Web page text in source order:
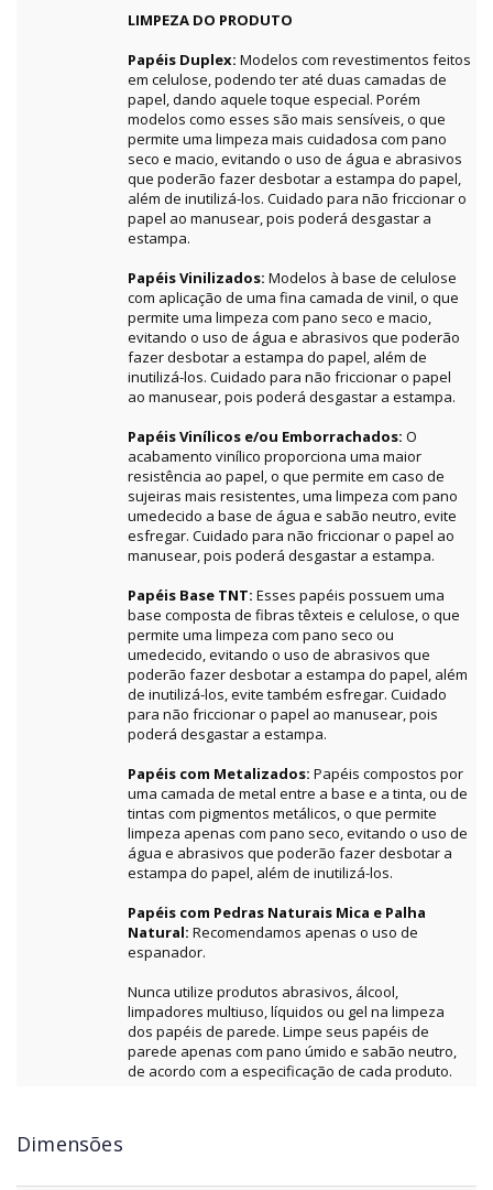
LIMPEZA DO PRODUTO
Papéis Duplex: Modelos com revestimentos feitos
em celulose, podendo ter até duas camadas de
papel, dando aquele toque especial. Porém
modelos como esses são mais sensíveis, o que
permite uma limpeza mais cuidadosa com pano
seco e macio, evitando o uso de água e abrasivos
que poderão fazer desbotar a estampa do papel,
além de inutilizá-los. Cuidado para não friccionar o
papel ao manusear, pois poderá desgastar a
estampa.
Papéis Vinilizados: Modelos à base de celulose
com aplicação de uma fina camada de vinil, o que
permite uma limpeza com pano seco e macio,
evitando o uso de água e abrasivos que poderão
fazer desbotar a estampa do papel, além de
inutilizá-los. Cuidado para não friccionar o papel
ao manusear, pois poderá desgastar a estampa.
Papéis Vinílicos e/ou Emborrachados: O
acabamento vinílico proporciona uma maior
resistência ao papel, o que permite em caso de
sujeiras mais resistentes, uma limpeza com pano
umedecido a base de água e sabão neutro, evite
esfregar. Cuidado para não friccionar o papel ao
manusear, pois poderá desgastar a estampa.
Papéis Base TNT: Esses papéis possuem uma
base composta de fibras têxteis e celulose, o que
permite uma limpeza com pano seco ou
umedecido, evitando o uso de abrasivos que
poderão fazer desbotar a estampa do papel, além
de inutilizá-los, evite também esfregar. Cuidado
para não friccionar o papel ao manusear, pois
poderá desgastar a estampa.
Papéis com Metalizados: Papéis compostos por
uma camada de metal entre a base e a tinta, ou de
tintas com pigmentos metálicos, o que permite
limpeza apenas com pano seco, evitando o uso de
água e abrasivos que poderão fazer desbotar a
estampa do papel, além de inutilizá-los.
Papéis com Pedras Naturais Mica e Palha
Natural: Recomendamos apenas o uso de
espanador.
Nunca utilize produtos abrasivos, álcool,
limpadores multiuso, líquidos ou gel na limpeza
dos papéis de parede. Limpe seus papéis de
parede apenas com pano úmido e sabão neutro,
de acordo com a especificação de cada produto.
Dimensões